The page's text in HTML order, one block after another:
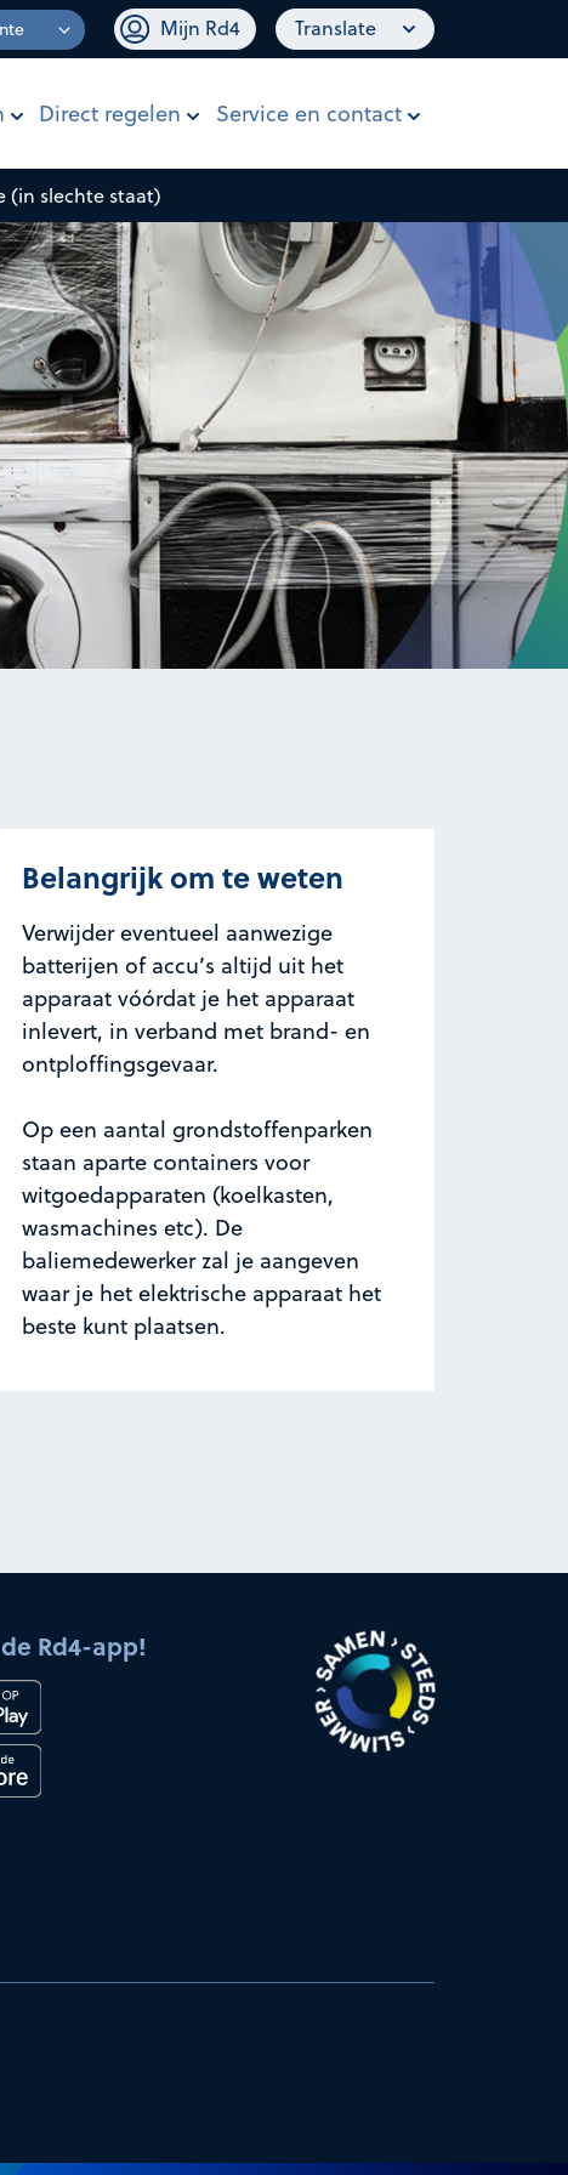
Mijn Rd4 Translate
Direct regelen Service en contact
(in slechte staat)
Belangrijk om te weten
Verwijder eventueel aanwezige
batterijen of accu’s altijd uit het
apparaat vóórdat je het apparaat
inlevert, in verband met brand- en
ontploffingsgevaar.
Op een aantal grondstoffenparken
staan aparte containers voor
witgoedapparaten (koelkasten,
wasmachines etc). De
baliemedewerker zal je aangeven
waar je het elektrische apparaat het
beste kunt plaatsen.
Rd4-app!